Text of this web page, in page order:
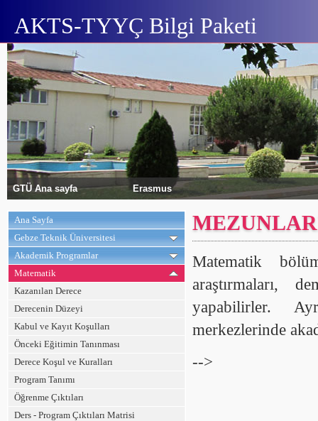
AKTS-TYYÇ Bilgi Paketi
GTÜ Ana sayfa Erasmus
Ana Sayfa
Gebze Teknik Üniversitesi
Akademik Programlar
Matematik
Kazanılan Derece
Derecenin Düzeyi
Kabul ve Kayıt Koşulları
Önceki Eğitimin Tanınması
Derece Koşul ve Kuralları
Program Tanımı
Öğrenme Çıktıları
Ders - Program Çıktıları Matrisi
Matematik
araştırmaları,
yapabilirler.
merkezlerinde
-->